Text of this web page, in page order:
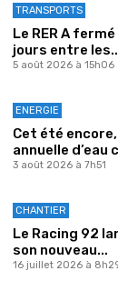
TRANSPORTS
Le RER A
jours entre
5 août 2026 à 15h06
ENERGIE
Cet été
annuelle d’eau
3 août 2026 à 7h51
CHANTIER
Le Racing 92
son nouveau...
16 juillet 2026 à